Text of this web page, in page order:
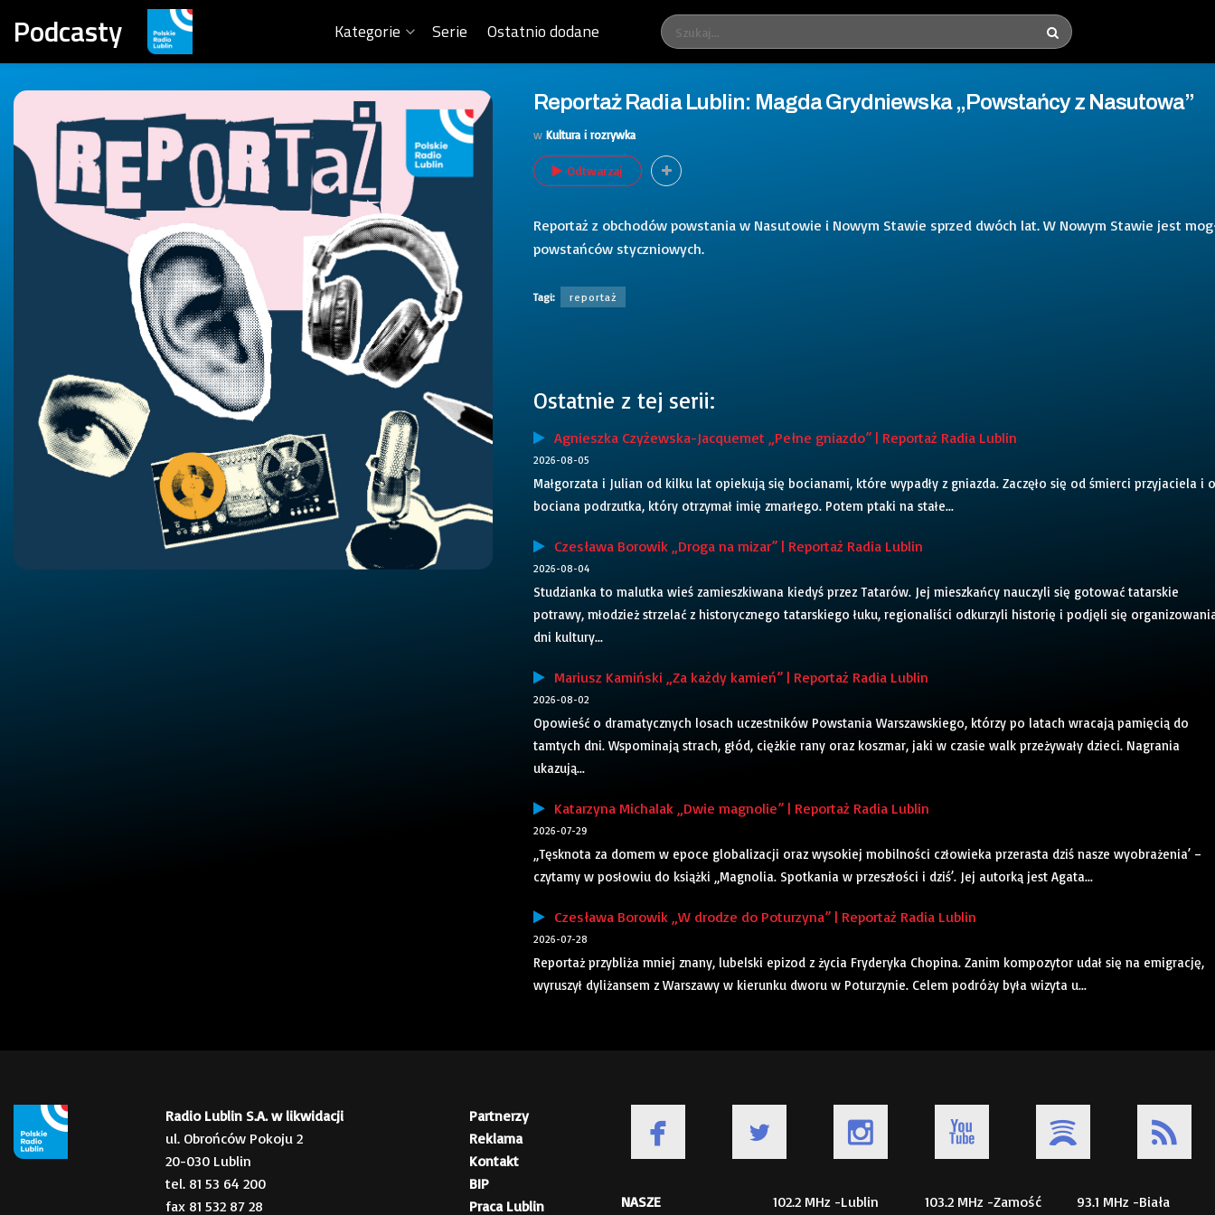
Podcasty Kategorie Serie Ostatnio dodane
Reportaż Radia Lublin: Magda Grydniewska „Powstańcy z Nasutowa”
w Kultura i rozrywka
Odtwarzaj
Reportaż z obchodów powstania w Nasutowie i Nowym Stawie sprzed dwóch lat. W Nowym Stawie jest
powstańców styczniowych.
Tagi: reportaż
Ostatnie z tej serii:
Agnieszka Czyżewska-Jacquemet „Pełne gniazdo” | Reportaż Radia Lublin
2026-08-05
Małgorzata i Julian od kilku lat opiekują się bocianami, które wypadły z gniazda. Zaczęło się od śmierci przyjaciela i
bociana podrzutka, który otrzymał imię zmarłego. Potem ptaki na stałe...
Czesława Borowik „Droga na mizar” | Reportaż Radia Lublin
2026-08-04
Studzianka to malutka wieś zamieszkiwana kiedyś przez Tatarów. Jej mieszkańcy nauczyli się gotować tatarskie
potrawy, młodzież strzelać z historycznego tatarskiego łuku, regionaliści odkurzyli historię i podjęli się
dni kultury...
Mariusz Kamiński „Za każdy kamień” | Reportaż Radia Lublin
2026-08-02
Opowieść o dramatycznych losach uczestników Powstania Warszawskiego, którzy po latach wracają pamięcią do
tamtych dni. Wspominają strach, głód, ciężkie rany oraz koszmar, jaki w czasie walk przeżywały dzieci. Nagrania
ukazują...
Katarzyna Michalak „Dwie magnolie” | Reportaż Radia Lublin
2026-07-29
„Tęsknota za domem w epoce globalizacji oraz wysokiej mobilności człowieka przerasta dziś nasze wyobrażenia’ –
czytamy w posłowiu do książki „Magnolia. Spotkania w przeszłości i dziś’. Jej autorką jest Agata...
Czesława Borowik „W drodze do Poturzyna” | Reportaż Radia Lublin
2026-07-28
Reportaż przybliża mniej znany, lubelski epizod z życia Fryderyka Chopina. Zanim kompozytor udał się na emigrację,
wyruszył dyliżansem z Warszawy w kierunku dworu w Poturzynie. Celem podróży była wizyta u...
Radio Lublin S.A. w likwidacji
ul. Obrońców Pokoju 2
20-030 Lublin
tel. 81 53 64 200
fax 81 532 87 28
Partnerzy
Reklama
Kontakt
BIP
Praca Lublin
NASZE 102.2 MHz -Lublin 103.2 MHz -Zamość 93.1 MHz -Biała